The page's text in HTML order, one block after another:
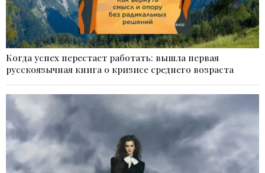
Когда успех перестает работать: вышла первая
русскоязычная книга о кризисе среднего возраста